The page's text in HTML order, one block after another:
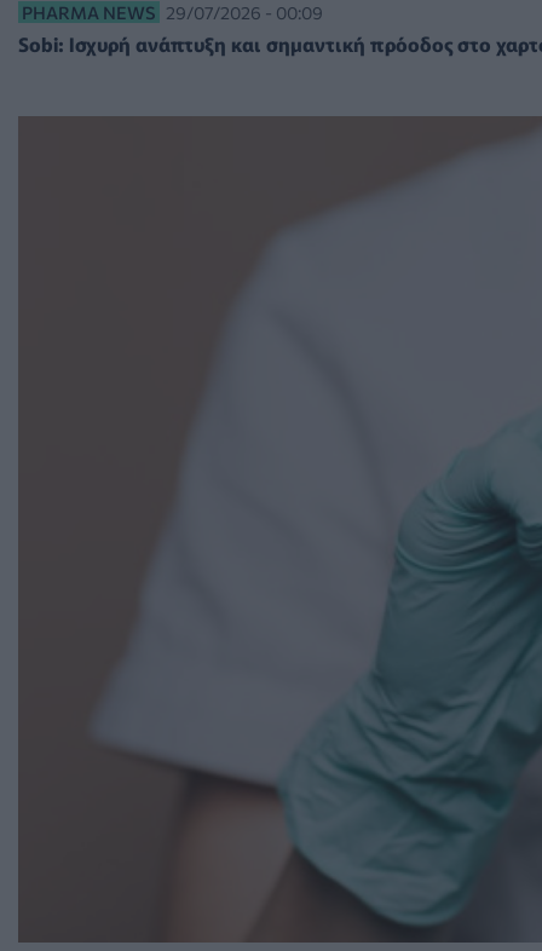
PHARMA NEWS 29/07/2026 - 00:09
Sobi: Ισχυρή ανάπτυξη και σημαντική πρόοδος στο